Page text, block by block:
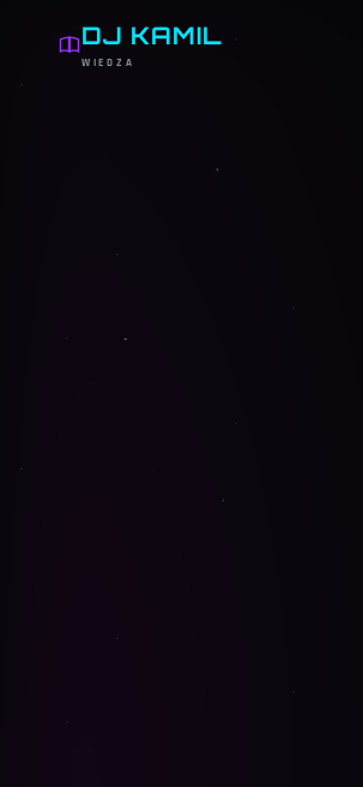
DJ KAMIL
WIEDZA